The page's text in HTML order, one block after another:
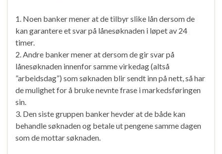
1. Noen banker mener at de tilbyr slike lån dersom de
kan garantere et svar på lånesøknaden i løpet av 24
timer.
2. Andre banker mener at dersom de gir svar på
lånesøknaden innenfor samme virkedag (altså
”arbeidsdag”) som søknaden blir sendt inn på nett, så har
de mulighet for å bruke nevnte frase i markedsføringen
sin.
3. Den siste gruppen banker hevder at de både kan
behandle søknaden og betale ut pengene samme dagen
som de mottar søknaden.